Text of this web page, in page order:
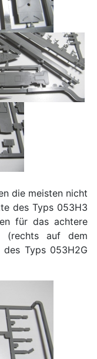
die meisten nicht
des Typs 053H3
für das achtere
(rechts auf dem
des Typs 053H2G